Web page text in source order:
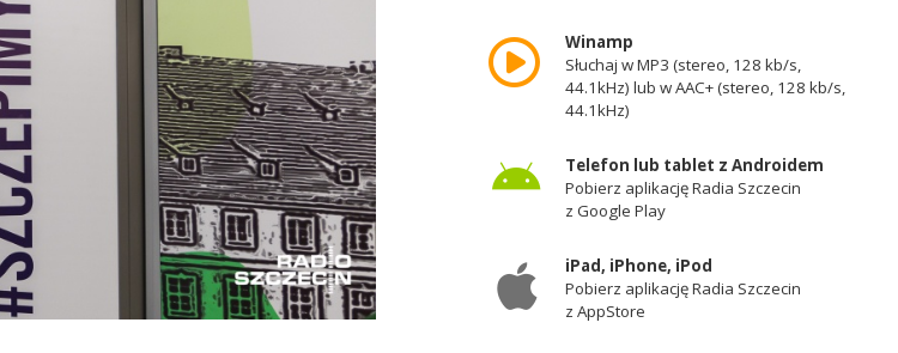
Winamp
Słuchaj w MP3 (stereo, 128 kb/s,
44.1kHz) lub w AAC+ (stereo, 128 kb/s,
44.1kHz)
Telefon lub tablet z Androidem
Pobierz aplikację Radia Szczecin
z Google Play
iPad, iPhone, iPod
Pobierz aplikację Radia Szczecin
z AppStore